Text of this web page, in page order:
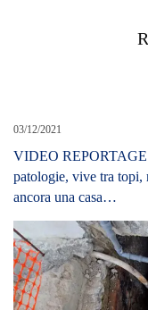
03/12/2021
VIDEO
patologie, vive tra topi,
ancora una casa…